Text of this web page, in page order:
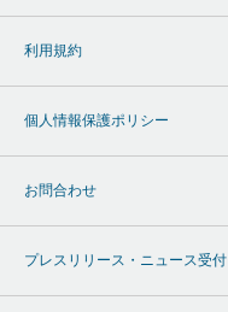
利用規約
個人情報保護ポリシー
お問合わせ
プレスリリース・ニュース受付